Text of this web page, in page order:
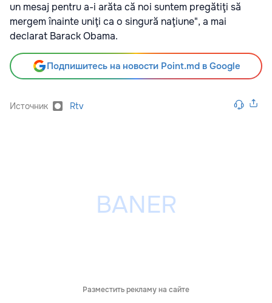
un mesaj pentru a-i arăta că noi suntem pregătiţi să
mergem înainte uniţi ca o singură naţiune", a mai
declarat Barack Obama.
Подпишитесь на новости Point.md в Google
Источник Rtv
Разместить рекламу на сайте